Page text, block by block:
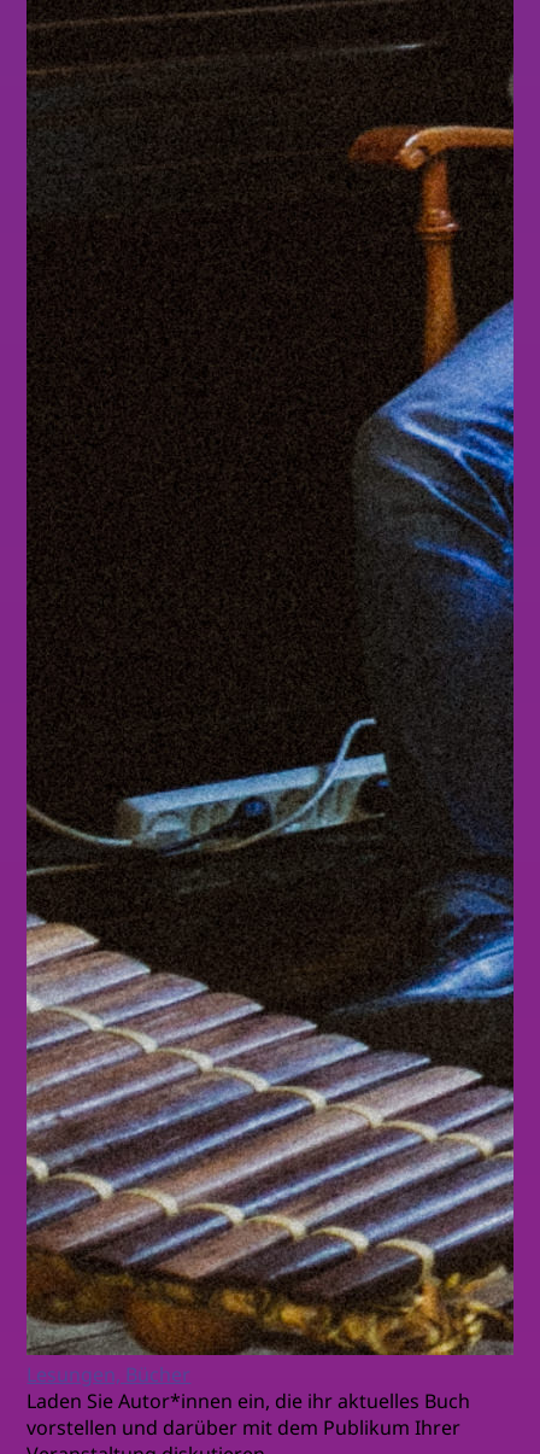
Lesungen, Bücher
Laden Sie Autor*innen ein, die ihr aktuelles Buch
vorstellen und darüber mit dem Publikum Ihrer